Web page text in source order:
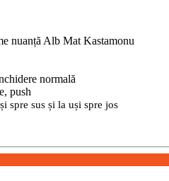
nuanță Alb Mat Kastamonu
normală
push
spre sus și la uși spre jos